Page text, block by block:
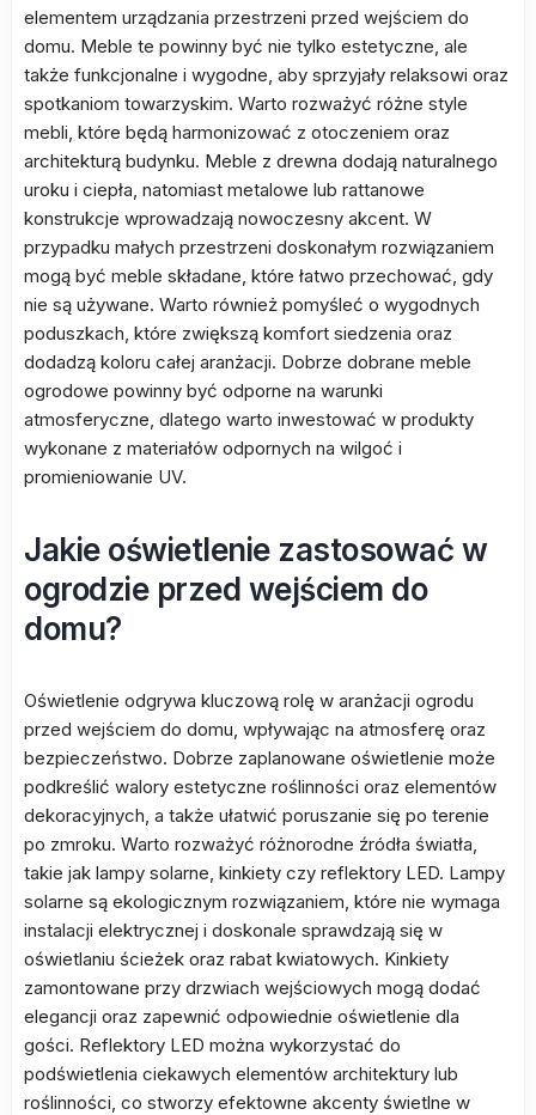
elementem urządzania przestrzeni przed wejściem do
domu. Meble te powinny być nie tylko estetyczne, ale
także funkcjonalne i wygodne, aby sprzyjały relaksowi oraz
spotkaniom towarzyskim. Warto rozważyć różne style
mebli, które będą harmonizować z otoczeniem oraz
architekturą budynku. Meble z drewna dodają naturalnego
uroku i ciepła, natomiast metalowe lub rattanowe
konstrukcje wprowadzają nowoczesny akcent. W
przypadku małych przestrzeni doskonałym rozwiązaniem
mogą być meble składane, które łatwo przechować, gdy
nie są używane. Warto również pomyśleć o wygodnych
poduszkach, które zwiększą komfort siedzenia oraz
dodadzą koloru całej aranżacji. Dobrze dobrane meble
ogrodowe powinny być odporne na warunki
atmosferyczne, dlatego warto inwestować w produkty
wykonane z materiałów odpornych na wilgoć i
promieniowanie UV.
Jakie oświetlenie zastosować w
ogrodzie przed wejściem do
domu?
Oświetlenie odgrywa kluczową rolę w aranżacji ogrodu
przed wejściem do domu, wpływając na atmosferę oraz
bezpieczeństwo. Dobrze zaplanowane oświetlenie może
podkreślić walory estetyczne roślinności oraz elementów
dekoracyjnych, a także ułatwić poruszanie się po terenie
po zmroku. Warto rozważyć różnorodne źródła światła,
takie jak lampy solarne, kinkiety czy reflektory LED. Lampy
solarne są ekologicznym rozwiązaniem, które nie wymaga
instalacji elektrycznej i doskonale sprawdzają się w
oświetlaniu ścieżek oraz rabat kwiatowych. Kinkiety
zamontowane przy drzwiach wejściowych mogą dodać
elegancji oraz zapewnić odpowiednie oświetlenie dla
gości. Reflektory LED można wykorzystać do
podświetlenia ciekawych elementów architektury lub
roślinności, co stworzy efektowne akcenty świetlne w